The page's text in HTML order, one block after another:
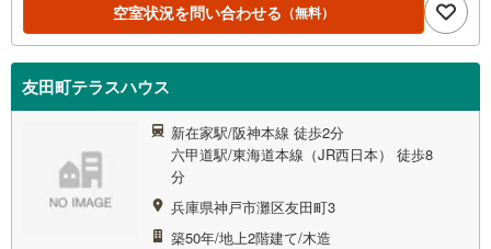
空室状況を問い合わせる （無料）
友田町テラスハウス
新在家駅/阪神本線 徒歩2分
六甲道駅/東海道本線（JR西日本） 徒歩8
分
兵庫県神戸市灘区友田町3
築50年/地上2階建て/木造